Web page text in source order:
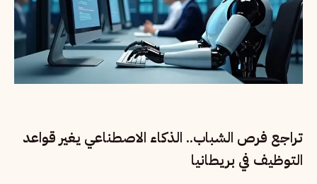
تراجع فرص الشباب.. الذكاء الاصطناعي يغير قواعد
التوظيف في بريطانيا